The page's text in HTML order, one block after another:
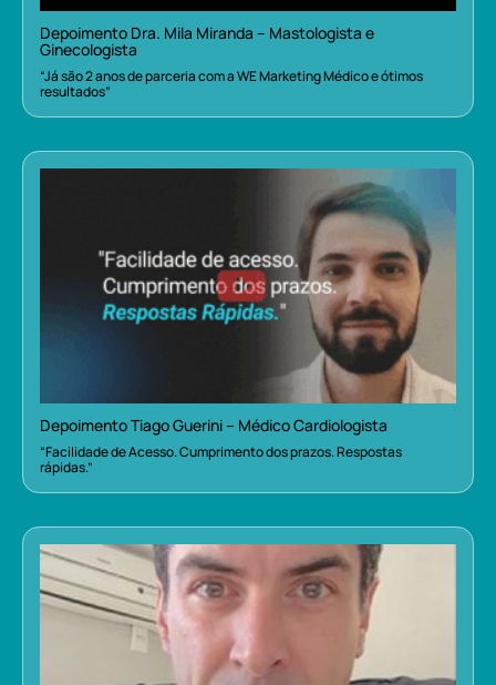
Depoimento Dra. Mila Miranda – Mastologista e
Ginecologista
“Já são 2 anos de parceria com a WE Marketing Médico e ótimos
resultados”
Depoimento Tiago Guerini – Médico Cardiologista
“Facilidade de Acesso. Cumprimento dos prazos. Respostas
rápidas.”